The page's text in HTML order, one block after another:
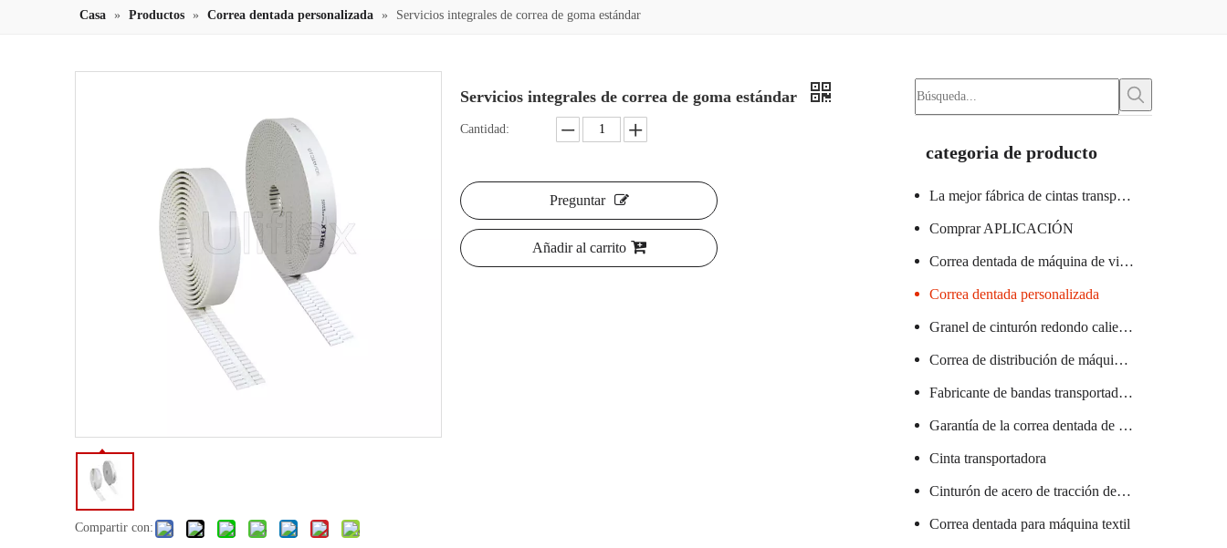
Casa » Productos » Correa dentada personalizada » Servicios integrales de correa de goma estándar
Compartir con:
Servicios integrales de correa de goma estándar
Cantidad:
Preguntar
Añadir al carrito
categoria de producto
La mejor fábrica de cintas transportadoras
Comprar APLICACIÓN
Correa dentada de máquina de vidrio certificada
Correa dentada personalizada
Granel de cinturón redondo caliente
Correa de distribución de máquina textil caliente
Fabricante de bandas transportadoras de PVC
Garantía de la correa dentada de la máquina de salchichas
Cinta transportadora
Cinturón de acero de tracción de elevador
Correa dentada para máquina textil